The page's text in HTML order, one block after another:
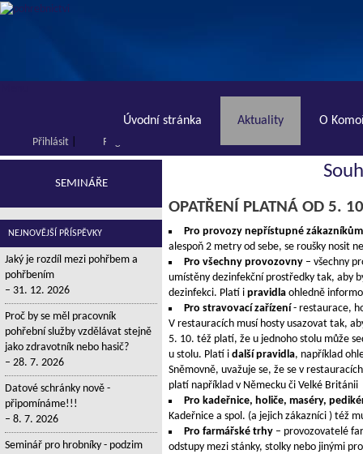
Úvodní stránka Aktuality O
Přihlásit Registrace
OPATŘENÍ PLATNÁ OD 5.
Pro provozy nepřístupné zákazníkům
alespoň 2 metry od sebe, se roušky nosit
Pro všechny provozovny – všechny
umístěny dezinfekční prostředky tak, aby
dezinfekci. Platí i pravidla ohledně
Pro stravovací zařízení - restaurace,
V restauracích musí hosty usazovat tak,
5. 10. též platí, že u jednoho stolu může
u stolu. Platí i další pravidla, například
Sněmovně, uvažuje se, že se v
platí například v Německu či Velké Británii
Pro kadeřnice, holiče, maséry,
Kadeřnice a spol. (a jejich zákazníci ) též
Pro farmářské trhy – provozovatelé
odstupy mezi stánky, stolky nebo jinými
SEMINÁŘE
NEJNOVĚJŠÍ PŘÍSPĚVKY
Jaký je rozdíl mezi pohřbem a
pohřbením
31. 12. 2026
Proč by se měl pracovník
pohřební služby vzdělávat stejně
jako zdravotník nebo hasič?
28. 7. 2026
Datové schránky nově -
připomínáme!!!
8. 7. 2026
Seminář pro hrobníky - podzim